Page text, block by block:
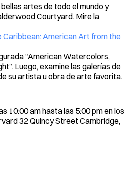
artes de todo el mundo y
Courtyard. Mire la
Caribbean: American Art from the
“American Watercolors,
Luego, examine las galerías de
su artista u obra de arte favorita.
10:00 am hasta las 5:00 pm en los
32 Quincy Street Cambridge,